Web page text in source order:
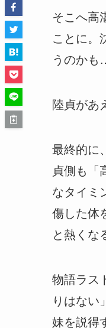
そこへ高
ことに。
うのかも
陸貞があ
最終的に
貞側も「
なタイミ
傷した体
と熱くな
物語ラス
りはない
妹を説得